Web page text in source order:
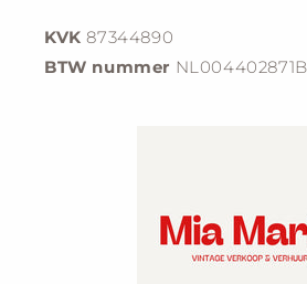
KVK 87344890
BTW nummer